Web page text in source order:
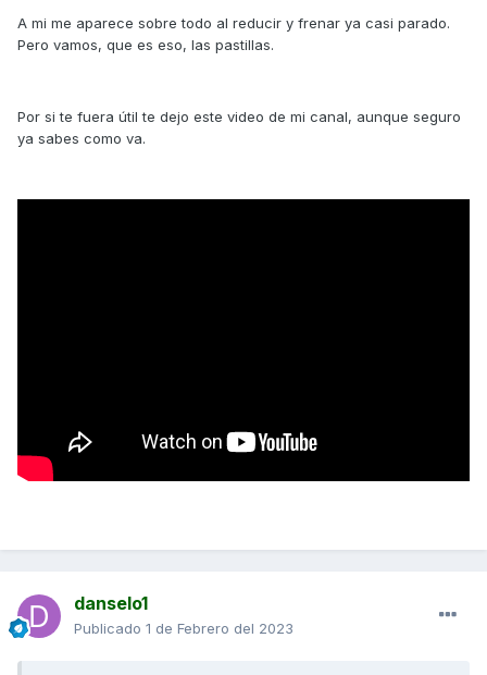
A mi me aparece sobre todo al reducir y frenar ya casi parado.
Pero vamos, que es eso, las pastillas.
Por si te fuera útil te dejo este video de mi canal, aunque seguro
ya sabes como va.
danselo1
Publicado 1 de Febrero del 2023